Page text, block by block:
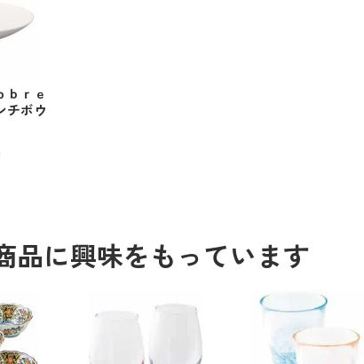
ｂｒｅ
チボウ
品に興味をもっています